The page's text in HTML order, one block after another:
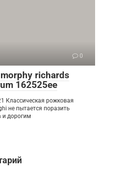
0
richards
162525ee
Классическая рожковая
не пытается поразить
и дорогим